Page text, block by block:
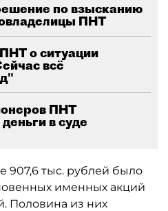
по взысканию
ПНТ
о ситуации
всё
ПНТ
в суде
907,6 тыс. рублей было
именных акций
Половина из них